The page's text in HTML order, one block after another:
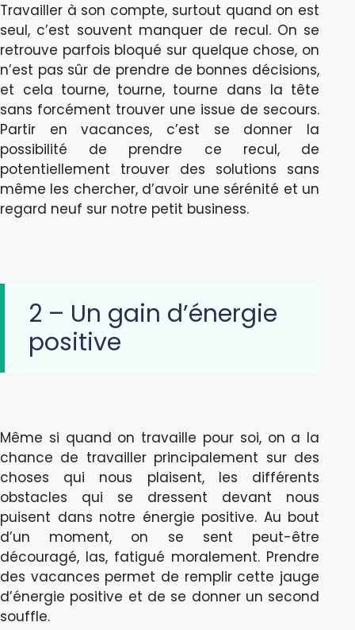
Travailler à son compte, surtout quand on est
seul, c’est souvent manquer de recul. On se
retrouve parfois bloqué sur quelque chose, on
n’est pas sûr de prendre de bonnes décisions,
et cela tourne, tourne, tourne dans la tête
sans forcément trouver une issue de secours.
Partir en vacances, c’est se donner la
possibilité de prendre ce recul, de
potentiellement trouver des solutions sans
même les chercher, d’avoir une sérénité et un
regard neuf sur notre petit business.
2 – Un gain d’énergie
positive
Même si quand on travaille pour soi, on a la
chance de travailler principalement sur des
choses qui nous plaisent, les différents
obstacles qui se dressent devant nous
puisent dans notre énergie positive. Au bout
d’un moment, on se sent peut-être
découragé, las, fatigué moralement. Prendre
des vacances permet de remplir cette jauge
d’énergie positive et de se donner un second
souffle.